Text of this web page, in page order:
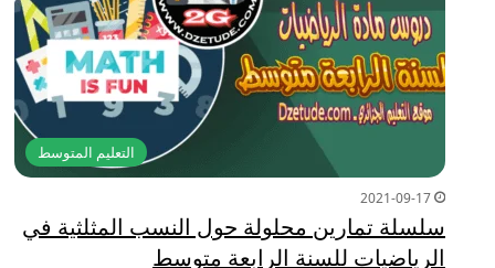
التعليم المتوسط
2021-09-17
سلسلة تمارين محلولة حول النسب المثلثية في
الرياضيات للسنة الرابعة متوسط